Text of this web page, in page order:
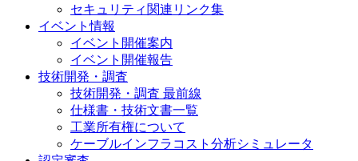
セキュリティ関連リンク集
イベント情報
イベント開催案内
イベント開催報告
技術開発・調査
技術開発・調査 最前線
仕様書・技術文書一覧
工業所有権について
ケーブルインフラコスト分析シミュレータ